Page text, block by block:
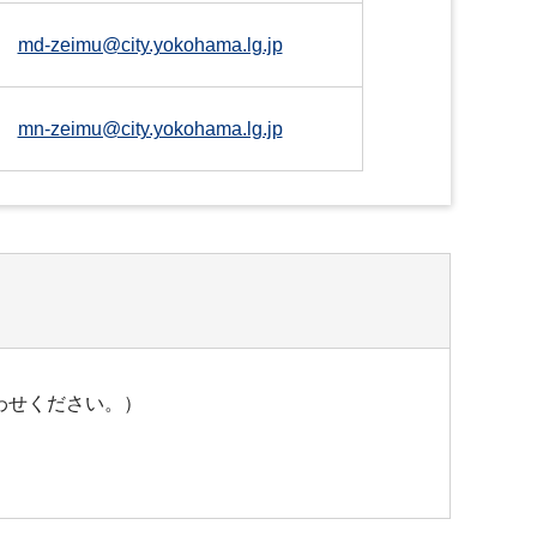
md-zeimu@city.yokohama.lg.jp
mn-zeimu@city.yokohama.lg.jp
ください。）